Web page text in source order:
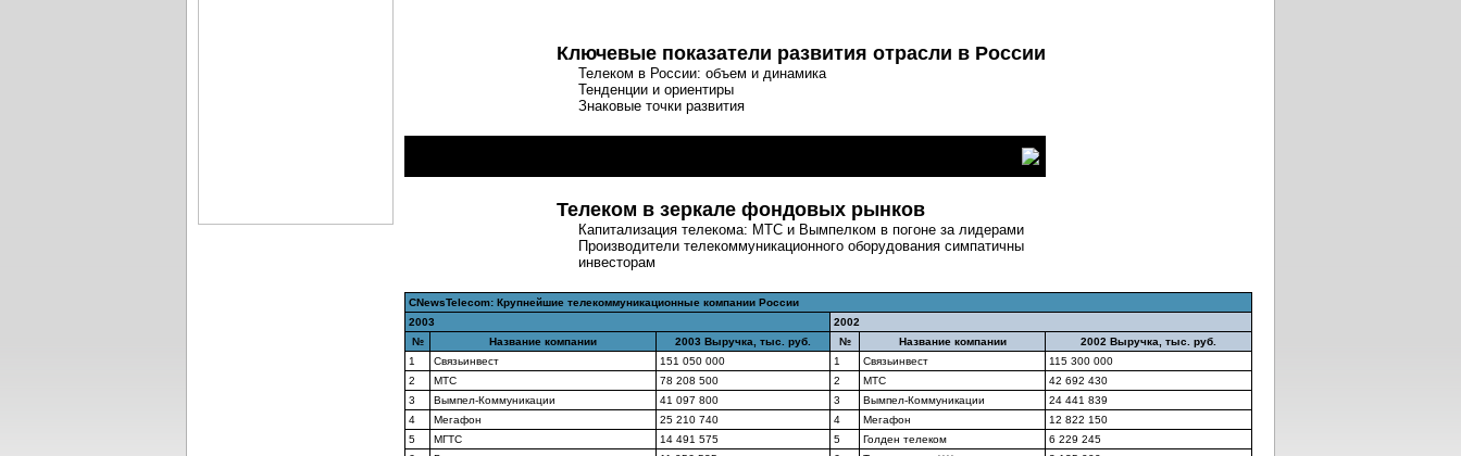
Ключевые показатели развития отрасли в России
Телеком в России: объем и динамика
Тенденции и ориентиры
Знаковые точки развития
Телеком в зеркале фондовых рынков
Капитализация телекома: МТС и Вымпелком в погоне за лидерами
Производители телекоммуникационного оборудования симпатичны
инвесторам
CNewsTelecom: Крупнейшие телекоммуникационные компании России
2003
2002
№
Название компании 2003 Выручка, тыс. руб. № Название компании
2002 Выручка, тыс. руб.
1
Связьинвест 151 050 000 1 Связьинвест
115 300 000
2
МТС 78 208 500 2 МТС
42 692 430
3
Вымпел-Коммуникации 41 097 800 3 Вымпел-Коммуникации
24 441 839
4
Мегафон 25 210 740 4 Мегафон
12 822 150
5
МГТС 14 491 575 5 Голден телеком
6 229 245